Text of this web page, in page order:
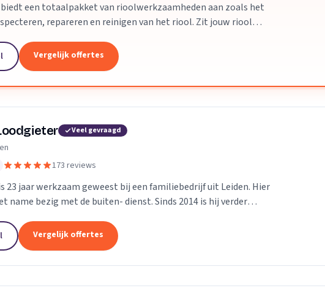
een totaalpakket van rioolwerkzaamheden aan zoals het
repareren en reinigen van het riool. Zit jouw riool
Vergelijk offertes
Veel gevraagd
173 reviews
23 jaar werkzaam geweest bij een familiebedrijf uit Leiden. Hier
name bezig met de buiten- dienst. Sinds 2014 is hij verder
Vergelijk offertes